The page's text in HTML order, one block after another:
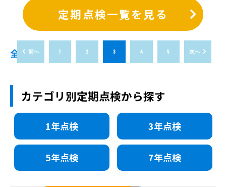
定期点検一覧を見る
全76件
前へ 1 2 3 4 5 次へ
カテゴリ別定期点検から探す
1年点検 3年点検
5年点検 7年点検